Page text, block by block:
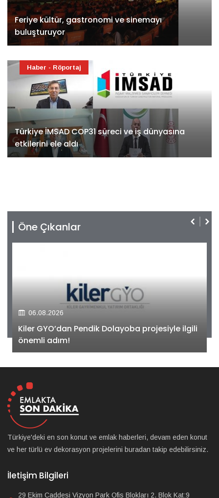
Feriye kültür, gastronomi ve sinemayı
buluşturuyor
Türkiye İMSAD COP31 süreci ve iş dünyasına
etkilerini ele aldı
Haber - Röportaj
Öne Çıkanlar
06.08.2026
Kiler GYO’dan Pendik Dolayoba projesiyle ilgili
önemli adım!
Türkiye'deki en son konut ve emlak haberleri, devam eden konut
ve her türlü ev dekorasyon projelerini buradan takip edebilirsiniz.
İletişim Bilgileri
29 Ekim Caddesi Vizyon Park Ofis Blokları 2. Blok Kat:9